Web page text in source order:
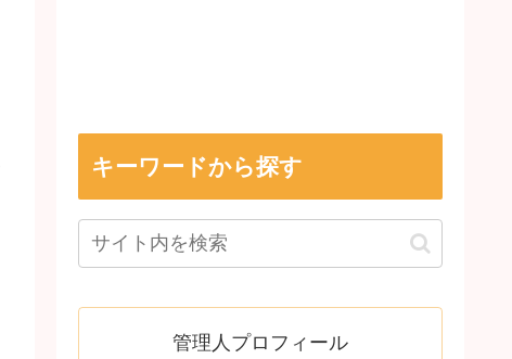
キーワードから探す
管理人プロフィール